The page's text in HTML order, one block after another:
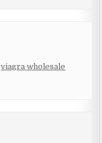
viagra wholesale